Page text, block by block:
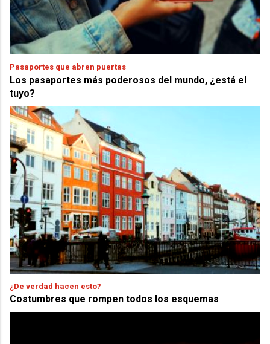
Pasaportes que abren puertas
Los pasaportes más poderosos del mundo, ¿está el
tuyo?
¿De verdad hacen esto?
Costumbres que rompen todos los esquemas